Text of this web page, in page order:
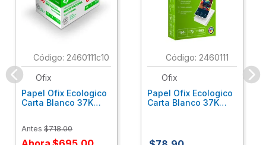
: 2460111c10
Ofix
Papel Ofix Ecologico
Carta Blanco 37K
Antes $718.00
: 2460111
Ofix
Papel Ofix Ecologico
Carta Blanco 37K